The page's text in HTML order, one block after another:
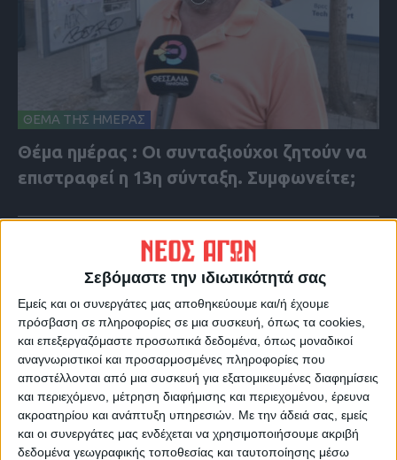
Σεβόμαστε την ιδιωτικότητά σας
Εμείς και οι συνεργάτες μας αποθηκεύουμε και/ή έχουμε
πρόσβαση σε πληροφορίες σε μια συσκευή, όπως τα cookies,
και επεξεργαζόμαστε προσωπικά δεδομένα, όπως μοναδικοί
αναγνωριστικοί και προσαρμοσμένες πληροφορίες που
αποστέλλονται από μια συσκευή για εξατομικευμένες διαφημίσεις
και περιεχόμενο, μέτρηση διαφήμισης και περιεχομένου, έρευνα
ακροατηρίου και ανάπτυξη υπηρεσιών. Με την άδειά σας, εμείς
και οι συνεργάτες μας ενδέχεται να χρησιμοποιήσουμε ακριβή
δεδομένα γεωγραφικής τοποθεσίας και ταυτοποίησης μέσω
ΘΕΜΑ ΤΗΣ ΗΜΕΡΑΣ
Θέμα ημέρας : Οι συνταξιούχοι ζητούν να
επιστραφεί η 13η σύνταξη. Συμφωνείτε;